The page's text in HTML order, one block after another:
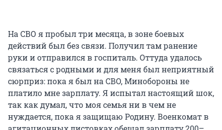
На СВО я пробыл три месяца, в зоне боевых
действий был без связи. Получил там ранение
руки и отправился в госпиталь. Оттуда удалось
связаться с родными и для меня был неприятный
сюрприз: пока я был на СВО, Минобороны не
платило мне зарплату. Я испытал настоящий шок,
так как думал, что моя семья ни в чем не
нуждается, пока я защищаю Родину. Военкомат в